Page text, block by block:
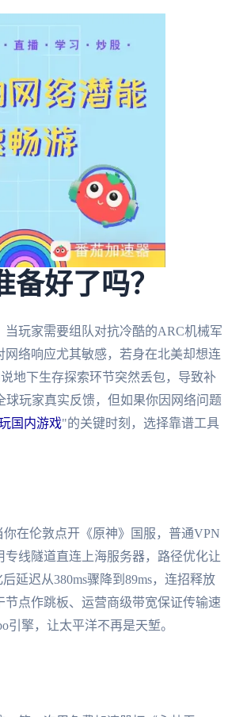
好了吗？
当玩家需要组队对抗冷酷的ARC机械军
络响应尤其敏感，若身在北美却想连
地下生存探索环节突然丢包，导致补
球玩家真实反馈，但如果你因网络问题
国内游戏"的关键时刻，选择靠谱工具
在伦敦点开《原神》国服，普通VPN
线隧道直连上海服务器，路径优化让
延迟从380ms骤降到89ms，连招释放
点作跳板、运营商级带宽保证传输速
擎，让太平洋不再是天堑。